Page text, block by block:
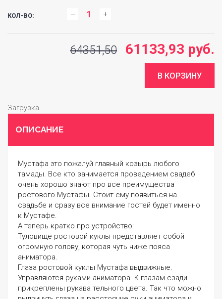
КОЛ-ВО:
64351,50 61133,93 руб.
Загрузка...
ОПИСАНИЕ
Мустафа это пожалуй главный козырь любого
тамады. Все кто занимается проведением свадеб
очень хорошо знают про все преимущества
ростового Мустафы. Стоит ему появиться на
свадьбе и сразу все внимание гостей будет именно
к Мустафе.
А теперь кратко про устройство:
Туловище ростовой куклы представляет собой
огромную голову, которая чуть ниже пояса
аниматора.
Глаза ростовой куклы Мустафа выдвижные.
Управляются руками аниматора. К глазам сзади
прикреплены рукава тельного цвета. Так что можно